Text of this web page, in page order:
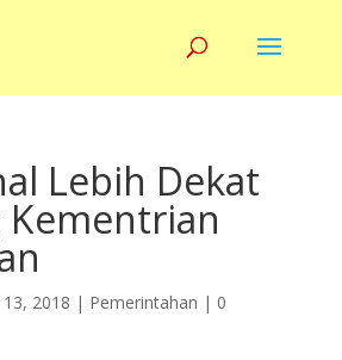
Lebih Dekat
2018 | Pemerintahan | 0